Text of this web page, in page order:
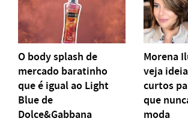
O body splash de
mercado baratinho
que é igual ao Light
Blue de
Dolce&Gabbana
Morena
veja
curtos
que
moda